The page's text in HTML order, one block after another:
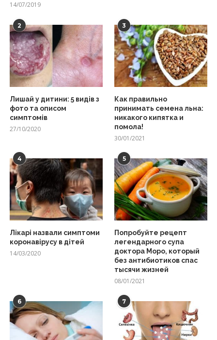
14/07/2019
2
Лишай у дитини: 5 видів з
фото та описом
симптомів
27/10/2020
3
Как правильно
принимать семена льна:
никакого кипятка и
помола!
30/01/2021
4
Лікарі назвали симптоми
коронавірусу в дітей
14/03/2020
5
Попробуйте рецепт
легендарного супа
доктора Моро, который
без антибиотиков спас
тысячи жизней
08/01/2021
6 7